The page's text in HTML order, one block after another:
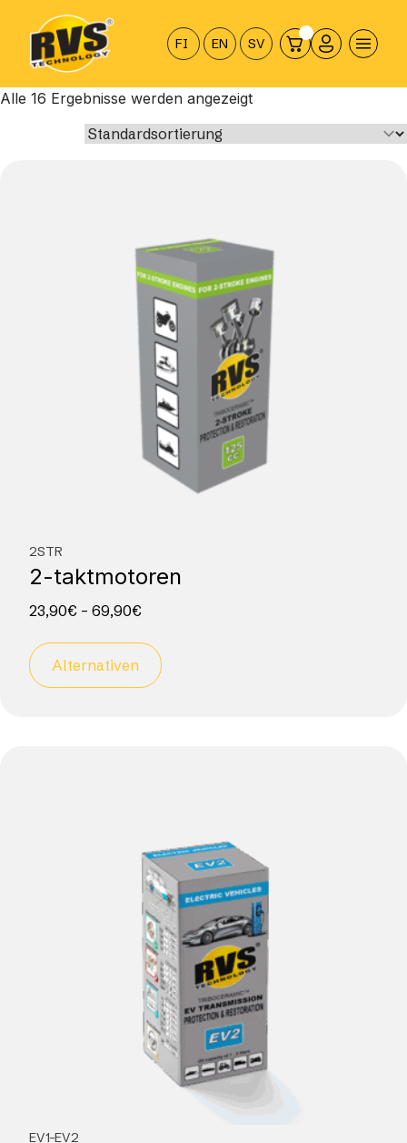
sisältöön
FI EN SV
Alle 16 Ergebnisse werden angezeigt
2STR
2-taktmotoren
23,90€ – 69,90€
Alternativen
EV1-EV2